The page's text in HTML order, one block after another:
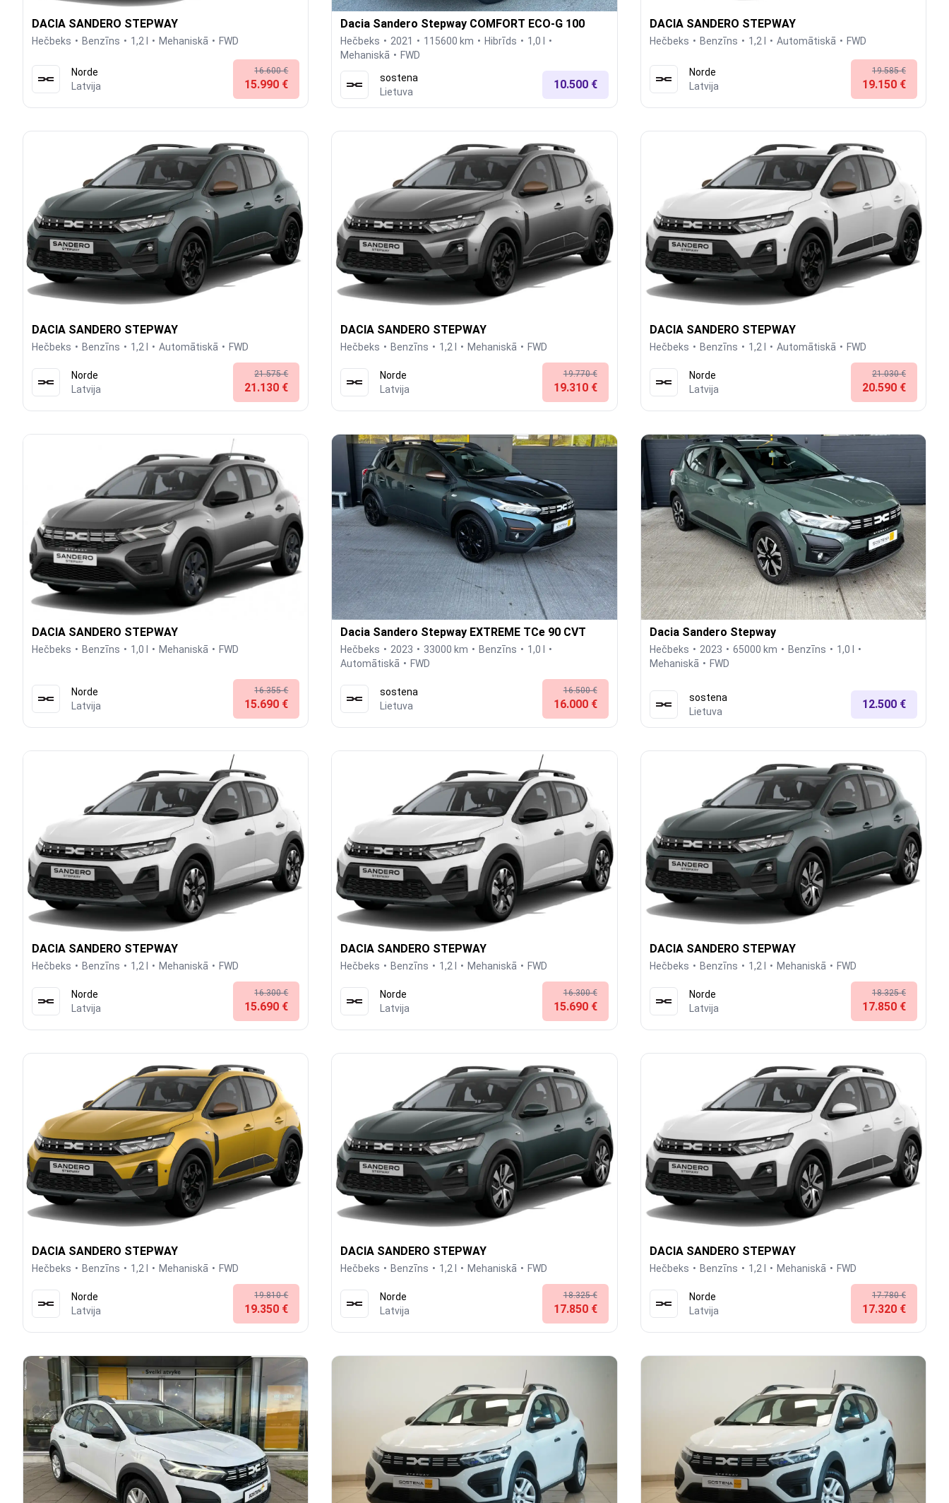
DACIA SANDERO STEPWAY
Hečbeks Benzīns 1,2 l Mehaniskā FWD
Norde
Latvija
16.600 €
15.990 €
Dacia Sandero Stepway COMFORT ECO-G 100
Hečbeks 2021 115600 km Hibrīds
1,0 l
Mehaniskā
FWD
sostena
Lietuva
10.500 €
DACIA SANDERO STEPWAY
Hečbeks Benzīns 1,2 l Automātiskā FWD
Norde
Latvija
19.585 €
19.150 €
DACIA SANDERO STEPWAY
Hečbeks Benzīns 1,2 l Automātiskā FWD
Norde
Latvija
21.575 €
21.130 €
DACIA SANDERO STEPWAY
Hečbeks Benzīns 1,2 l Mehaniskā FWD
Norde
Latvija
19.770 €
19.310 €
DACIA SANDERO STEPWAY
Hečbeks Benzīns 1,2 l Automātiskā FWD
Norde
Latvija
21.030 €
20.590 €
DACIA SANDERO STEPWAY
Hečbeks Benzīns 1,0 l Mehaniskā FWD
Norde
Latvija
16.355 €
15.690 €
Dacia Sandero Stepway EXTREME TCe 90 CVT
Hečbeks 2023 33000 km Benzīns
1,0 l
Automātiskā
FWD
sostena
Lietuva
16.500 €
16.000 €
Dacia Sandero Stepway
Hečbeks 2023 65000 km Benzīns
1,0 l
Mehaniskā
FWD
sostena
Lietuva
12.500 €
DACIA SANDERO STEPWAY
Hečbeks Benzīns 1,2 l Mehaniskā FWD
Norde
Latvija
16.300 €
15.690 €
DACIA SANDERO STEPWAY
Hečbeks Benzīns 1,2 l Mehaniskā FWD
Norde
Latvija
16.300 €
15.690 €
DACIA SANDERO STEPWAY
Hečbeks Benzīns 1,2 l Mehaniskā FWD
Norde
Latvija
18.325 €
17.850 €
DACIA SANDERO STEPWAY
Hečbeks Benzīns 1,2 l Mehaniskā FWD
Norde
Latvija
19.810 €
19.350 €
DACIA SANDERO STEPWAY
Hečbeks Benzīns 1,2 l Mehaniskā FWD
Norde
Latvija
18.325 €
17.850 €
DACIA SANDERO STEPWAY
Hečbeks Benzīns 1,2 l Mehaniskā FWD
Norde
Latvija
17.780 €
17.320 €